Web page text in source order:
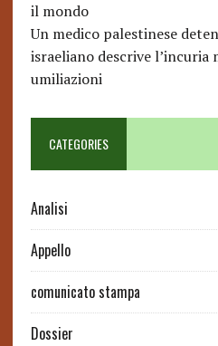
il mondo
Un medico palestinese
israeliano descrive l’incuria
umiliazioni
CATEGORIES
Analisi
Appello
comunicato stampa
Dossier